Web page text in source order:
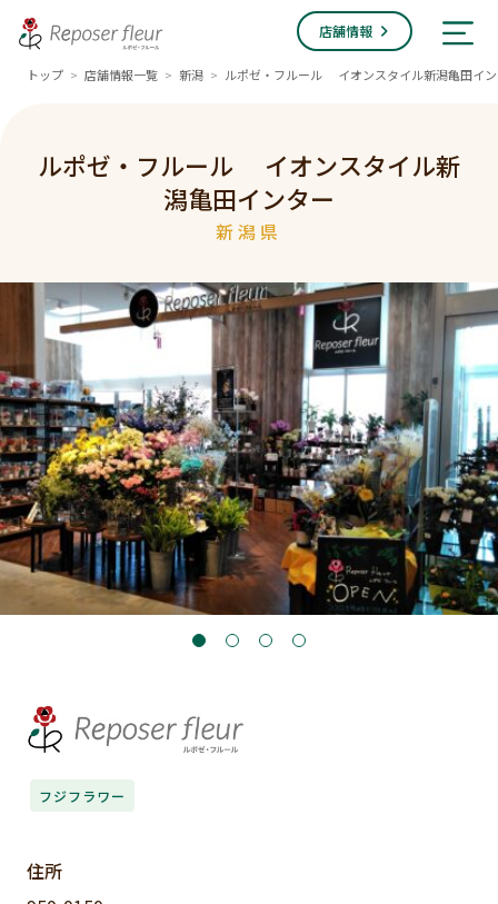
店舗情報
トップ > 店舗情報一覧 > 新潟 > ルポゼ・フルール イオンスタイル新潟亀田イ
ルポゼ・フルール イオンスタイル新
潟亀田インター
新潟県
フジフラワー
住所